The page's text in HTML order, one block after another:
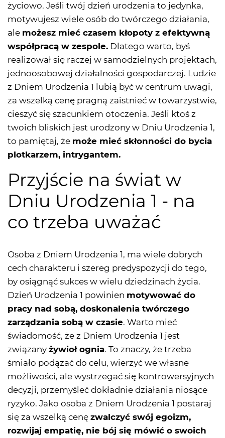
życiowo. Jeśli twój dzień urodzenia to jedynka,
motywujesz wiele osób do twórczego działania,
ale możesz mieć czasem kłopoty z efektywną
współpracą w zespole. Dlatego warto, byś
realizował się raczej w samodzielnych projektach,
jednoosobowej działalności gospodarczej. Ludzie
z Dniem Urodzenia 1 lubią być w centrum uwagi,
za wszelką cenę pragną zaistnieć w towarzystwie,
cieszyć się szacunkiem otoczenia. Jeśli ktoś z
twoich bliskich jest urodzony w Dniu Urodzenia 1,
to pamiętaj, że może mieć skłonności do bycia
plotkarzem, intrygantem.
Przyjście na świat w
Dniu Urodzenia 1 - na
co trzeba uważać
Osoba z Dniem Urodzenia 1, ma wiele dobrych
cech charakteru i szereg predyspozycji do tego,
by osiągnąć sukces w wielu dziedzinach życia.
Dzień Urodzenia 1 powinien motywować do
pracy nad sobą, doskonalenia twórczego
zarządzania sobą w czasie. Warto mieć
świadomość, że z Dniem Urodzenia 1 jest
związany żywioł ognia. To znaczy, że trzeba
śmiało podążać do celu, wierzyć we własne
możliwości, ale wystrzegać się kontrowersyjnych
decyzji, przemyśleć dokładnie działania niosące
ryzyko. Jako osoba z Dniem Urodzenia 1 postaraj
się za wszelką cenę zwalczyć swój egoizm,
rozwijaj empatię, nie bój się mówić o swoich